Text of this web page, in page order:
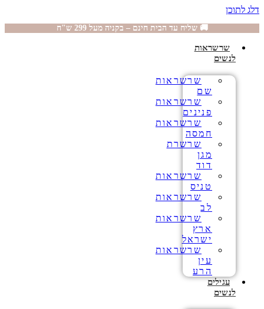
דלג לתוכן
🚚 שליח עד הבית חינם – בקניה מעל 299 ש"ח
שרשראות
לנשים
שרשראות
שם
שרשראות
פנינים
שרשראות
חמסה
שרשרת
מגן
דוד
שרשראות
טניס
שרשראות
לב
שרשראות
ארץ
ישראל
שרשראות
עין
הרע
עגילים
לנשים